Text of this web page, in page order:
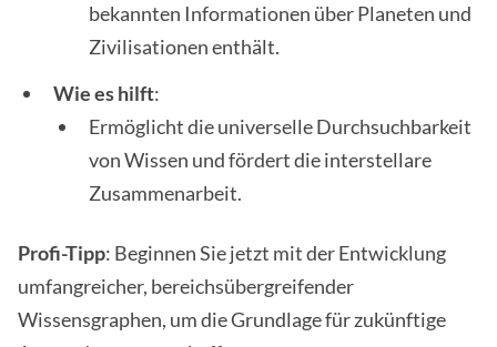
bekannten Informationen über Planeten und
Zivilisationen enthält.
Wie es hilft:
Ermöglicht die universelle Durchsuchbarkeit
von Wissen und fördert die interstellare
Zusammenarbeit.
Profi-Tipp: Beginnen Sie jetzt mit der Entwicklung
umfangreicher, bereichsübergreifender
Wissensgraphen, um die Grundlage für zukünftige